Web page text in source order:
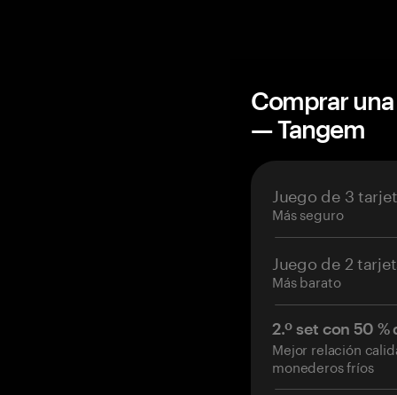
Comprar
— Tangem
Juego de 3
Más seguro
Juego de 2
Más barato
2.º set con 50
Mejor relación
monederos fríos